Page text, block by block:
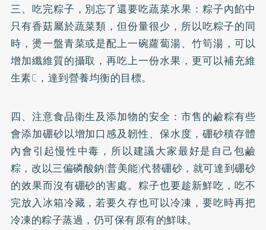
三、吃完粽子，別忘了還要吃蔬菜水果：粽子內餡中
只有香菇屬於蔬菜類，但份量很少，所以吃粽子的同
時，燙一盤青菜或是配上一碗蘿蔔湯、竹筍湯，可以
增加纖維質的攝取，再吃上一份水果，更可以補充維
生素C，達到營養均衡的目標。
四、注意食品衛生及添加物的安全：市售的鹼粽有些
會添加硼砂以增加口感及韌性、保水度，硼砂積存體
內會引起慢性中毒，所以建議大家最好是自己包鹼
粽，改以三偏磷酸鈉(普美能)代替硼砂，就可達到硼砂
的效果而沒有硼砂的害處。粽子也要趁新鮮吃，吃不
完放入冰箱冷藏，若要久存也可以冷凍，要吃時再把
冷凍的粽子蒸過，仍可保有原有的鮮味。